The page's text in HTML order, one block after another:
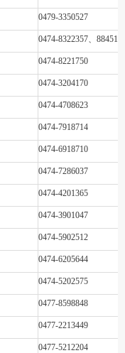
0479-3350527
0474-8322357、
0474-8221750
0474-3204170
0474-4708623
0474-7918714
0474-6918710
0474-7286037
0474-4201365
0474-3901047
0474-5902512
0474-6205644
0474-5202575
0477-8598848
0477-2213449
0477-5212204